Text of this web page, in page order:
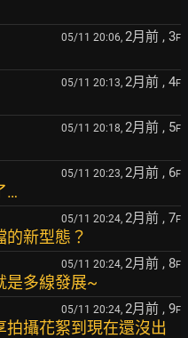
05/11 20:06, 2月前 , 3F
05/11 20:13, 2月前 , 4F
05/11 20:18, 2月前 , 5F
05/11 20:23, 2月前 , 6F
…
05/11 20:24, 2月前 , 7F
新型態？
05/11 20:24, 2月前 , 8F
是多線發展~
05/11 20:24, 2月前 , 9F
拍攝花絮到現在還沒出